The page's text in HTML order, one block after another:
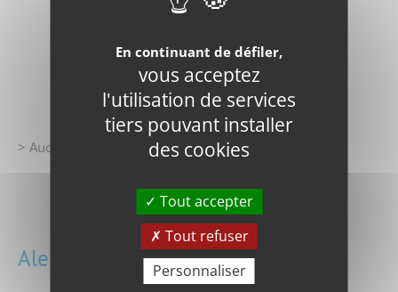
> Aucune perturbation prévue
Toute l'infotrafic
Alerte par SMS
En continuant de défiler,
vous acceptez
l'utilisation de services
tiers pouvant installer
des cookies
Tout accepter
Tout refuser
Personnaliser